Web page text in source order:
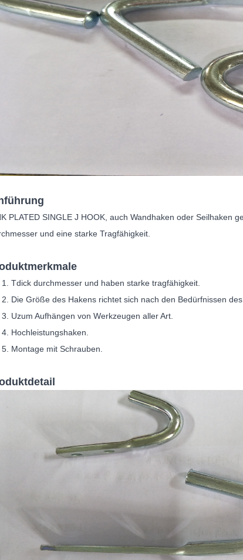
PLATED SINGLE J HOOK, auch Wandhaken oder Seilhaken
und eine starke Tragfähigkeit.
Tdick durchmesser und haben starke tragfähigkeit.
Die Größe des Hakens richtet sich nach den Bedürfnissen
Uzum Aufhängen von Werkzeugen aller Art.
Hochleistungshaken.
Montage mit Schrauben.